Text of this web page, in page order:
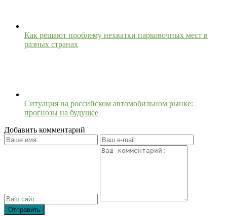
Как решают проблему нехватки парковочных мест в
разных странах
Ситуация на российском автомобильном рынке:
прогнозы на будущее
Добавить комментарий